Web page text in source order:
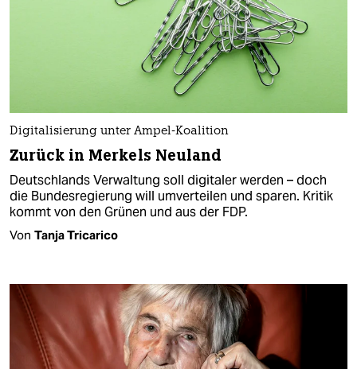
Digitalisierung unter Ampel-Koalition
Zurück in Merkels Neuland
Deutschlands Verwaltung soll digitaler werden – doch
die Bundesregierung will umverteilen und sparen. Kritik
kommt von den Grünen und aus der FDP.
Von Tanja Tricarico